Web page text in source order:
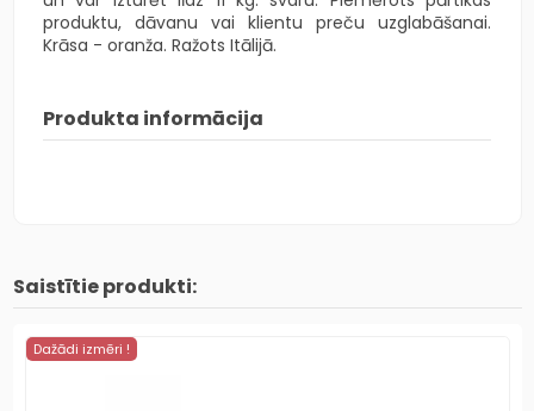
produktu, dāvanu vai klientu preču uzglabāšanai.
Krāsa - oranža. Ražots Itālijā.
Produkta informācija
Saistītie produkti:
Dažādi izmēri !